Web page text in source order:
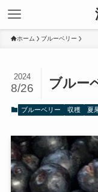
ホーム ブルーベリー
ブルー
2024
8/26
ブルーベリー 収穫 夏